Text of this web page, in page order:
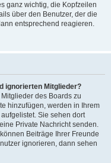
ganz wichtig, die Kopfzeilen
über den Benutzer, der die
entsprechend reagieren.
ignorierten Mitglieder?
des Boards zu
hinzufügen, werden in Ihrem
Sie sehen dort
Private Nachricht senden.
Beiträge Ihrer Freunde
ignorieren, dann sehen